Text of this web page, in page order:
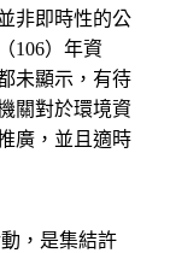
非即時性的公
106）年資
未顯示，有待
關對於環境資
廣，並且適時
，是集結許